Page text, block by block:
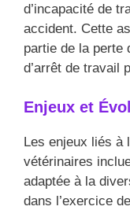
d’incapacité de
accident. Cette
partie de la perte
d’arrêt de travail
Enjeux et
Les enjeux liés à
vétérinaires
adaptée à la
dans l’exercice